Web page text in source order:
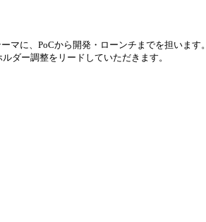
マに、PoCから開発・ローンチまでを担います。
ダー調整をリードしていただきます。